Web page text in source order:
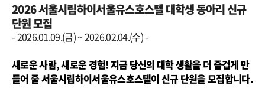
2026 서울시립하이서울유스호스텔 대학생 동아리 신규
단원 모집
- 2026.01.09.(금) ~ 2026.02.04.(수) -
새로운 사람, 새로운 경험! 지금 당신의 대학 생활을 더 즐겁게 만
들어 줄 서울시립하이서울유스호스텔이 신규 단원을 모집합니다.